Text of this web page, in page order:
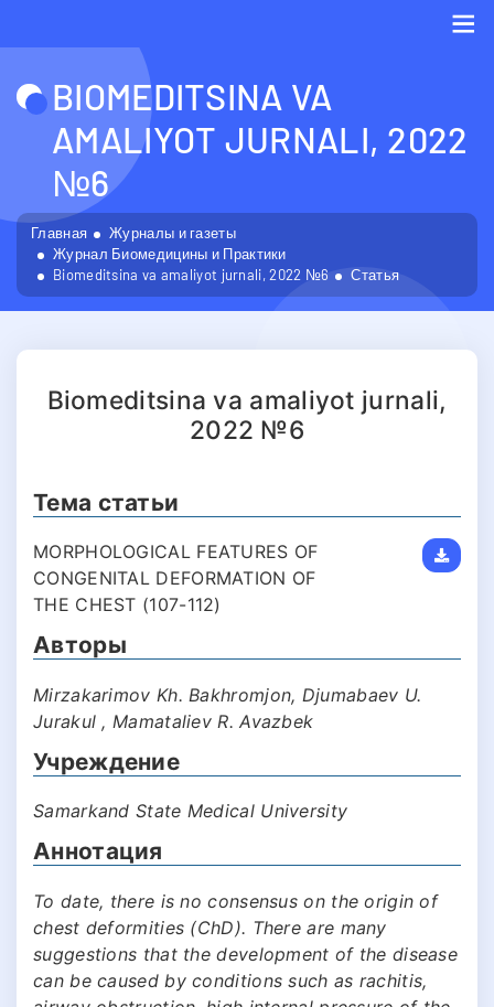
BIOMEDITSINA VA
AMALIYOT JURNALI, 2022
№6
Главная
Журналы и газеты
Журнал Биомедицины и Практики
Biomeditsina va amaliyot jurnali, 2022 №6
Статья
Biomeditsina va amaliyot jurnali,
2022 №6
Тема статьи
MORPHOLOGICAL FEATURES OF
CONGENITAL DEFORMATION OF
THE CHEST (107-112)
Авторы
Mirzakarimov Kh. Bakhromjon, Djumabaev U.
Jurakul , Mamataliev R. Avazbek
Учреждение
Samarkand State Medical University
Аннотация
To date, there is no consensus on the origin of
chest deformities (ChD). There are many
suggestions that the development of the disease
can be caused by conditions such as rachitis,